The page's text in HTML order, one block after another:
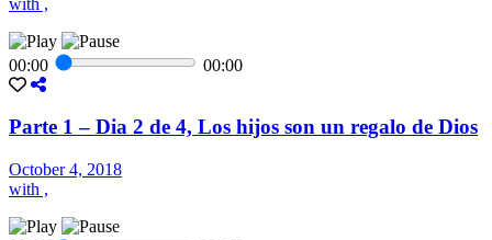
00:00 00:00
Parte 1 – Dia 2 de 4, Los hijos son un regalo de Dios
October 4, 2018
with ,